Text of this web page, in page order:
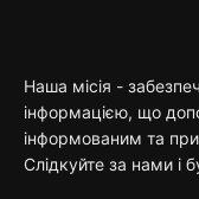
Наша місія -
інформацією, що
інформованим та
Слідкуйте за нами і